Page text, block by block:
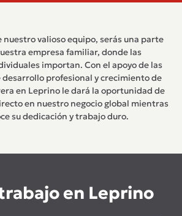
nuestro valioso equipo, serás una parte
empresa familiar, donde las
importan. Con el apoyo de las
profesional y crecimiento de
en Leprino le dará la oportunidad de
en nuestro negocio global mientras
su dedicación y trabajo duro.
en Leprino